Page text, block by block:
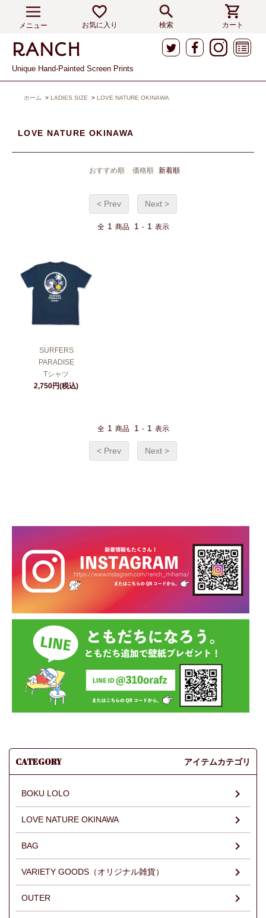
メニュー お気に入り 検索 カート
Unique Hand-Painted Screen Prints
ホーム > LADIES SIZE > LOVE NATURE OKINAWA
LOVE NATURE OKINAWA
おすすめ順 価格順 新着順
< Prev Next >
全 1 商品 1 - 1 表示
SURFERS
PARADISE
Tシャツ
2,750円(税込)
全 1 商品 1 - 1 表示
< Prev Next >
CATEGORY アイテムカテゴリ
BOKU LOLO
LOVE NATURE OKINAWA
BAG
VARIETY GOODS（オリジナル雑貨）
OUTER